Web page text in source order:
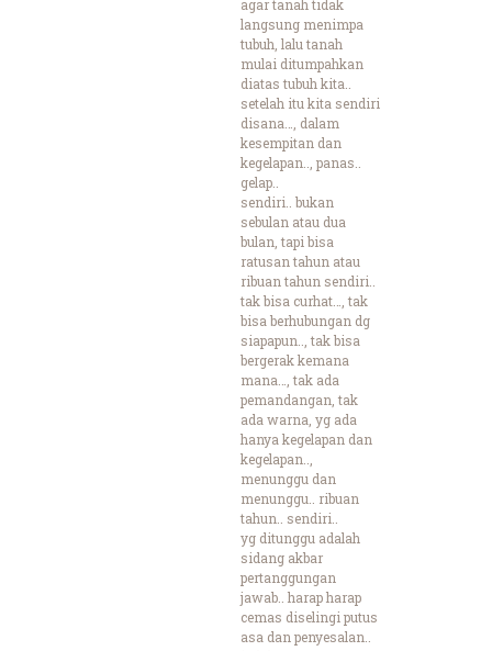
agar tanah tidak
langsung menimpa
tubuh, lalu tanah
mulai ditumpahkan
diatas tubuh kita..
setelah itu kita sendiri
disana…, dalam
kesempitan dan
kegelapan.., panas..
gelap..
sendiri.. bukan
sebulan atau dua
bulan, tapi bisa
ratusan tahun atau
ribuan tahun sendiri..
tak bisa curhat…, tak
bisa berhubungan dg
siapapun.., tak bisa
bergerak kemana
mana…, tak ada
pemandangan, tak
ada warna, yg ada
hanya kegelapan dan
kegelapan..,
menunggu dan
menunggu.. ribuan
tahun.. sendiri..
yg ditunggu adalah
sidang akbar
pertanggungan
jawab.. harap harap
cemas diselingi putus
asa dan penyesalan..